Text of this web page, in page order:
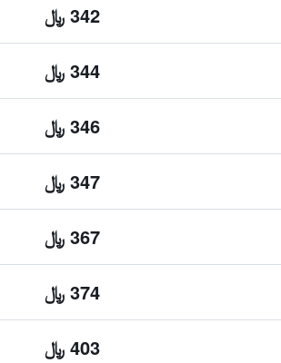
342 ﷼
344 ﷼
346 ﷼
347 ﷼
367 ﷼
374 ﷼
403 ﷼